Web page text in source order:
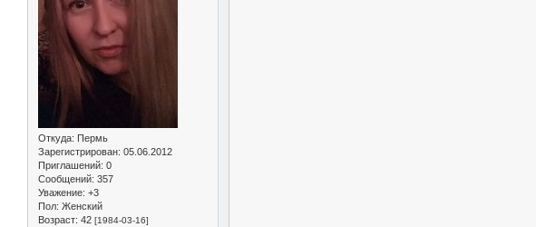
Откуда: Пермь
Зарегистрирован: 05.06.2012
Приглашений: 0
Сообщений: 357
Уважение: +3
Пол: Женский
Возраст: 42 [1984-03-16]